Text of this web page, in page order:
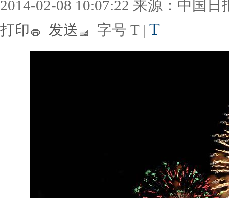
2014-02-08 10:07:22 来源：中国日
打印
发送 字号 T | T